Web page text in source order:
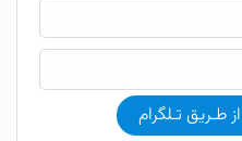
طـریق تـلگرام